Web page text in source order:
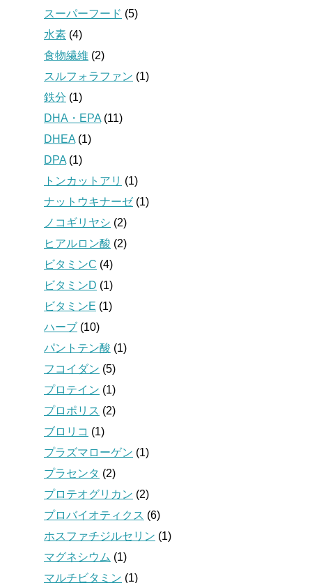
スーパーフード (5)
水素 (4)
食物繊維 (2)
スルフォラファン (1)
鉄分 (1)
DHA・EPA (11)
DHEA (1)
DPA (1)
トンカットアリ (1)
ナットウキナーゼ(1)
ノコギリヤシ (2)
ヒアルロン酸 (2)
ビタミンC (4)
ビタミンD (1)
ビタミンE (1)
ハーブ (10)
パントテン酸 (1)
フコイダン (5)
プロテイン (1)
プロポリス (2)
ブロリコ (1)
プラズマローゲン (1)
プラセンタ (2)
プロテオグリカン (2)
プロバイオティクス (6)
ホスファチジルセリン (1)
マグネシウム (1)
マルチビタミン (1)